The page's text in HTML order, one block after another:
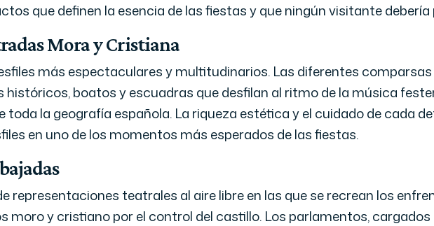
que definen la esencia de las fiestas y que ningún visitante debería
Mora y Cristiana
más espectaculares y multitudinarios. Las diferentes
históricos, boatos y escuadras que desfilan al ritmo de la música
toda la geografía española. La riqueza estética y el cuidado de cada
en uno de los momentos más esperados de las fiestas.
representaciones teatrales al aire libre en las que se recrean los
moro y cristiano por el control del castillo. Los parlamentos,